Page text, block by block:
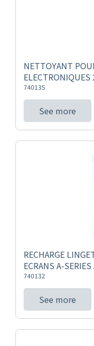
NETTOYANT
740135
See more
RECHARGE
ECRANS A-
740132
See more